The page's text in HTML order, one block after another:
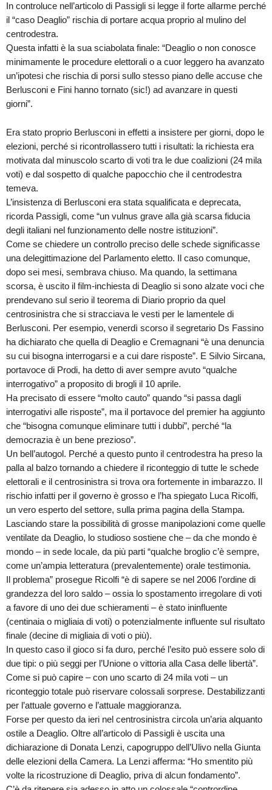
In controluce nell’articolo di Passigli si legge il forte allarme perché
il “caso Deaglio” rischia di portare acqua proprio al mulino del
centrodestra.
Questa infatti è la sua sciabolata finale: “Deaglio o non conosce
minimamente le procedure elettorali o a cuor leggero ha avanzato
un’ipotesi che rischia di porsi sullo stesso piano delle accuse che
Berlusconi e Fini hanno tornato (sic!) ad avanzare in questi
giorni”.
Era stato proprio Berlusconi in effetti a insistere per giorni, dopo le
elezioni, perché si ricontrollassero tutti i risultati: la richiesta era
motivata dal minuscolo scarto di voti tra le due coalizioni (24 mila
voti) e dal sospetto di qualche papocchio che il centrodestra
temeva.
L’insistenza di Berlusconi era stata squalificata e deprecata,
ricorda Passigli, come “un vulnus grave alla già scarsa fiducia
degli italiani nel funzionamento delle nostre istituzioni”.
Come se chiedere un controllo preciso delle schede significasse
una delegittimazione del Parlamento eletto. Il caso comunque,
dopo sei mesi, sembrava chiuso. Ma quando, la settimana
scorsa, è uscito il film-inchiesta di Deaglio si sono alzate voci che
prendevano sul serio il teorema di Diario proprio da quel
centrosinistra che si stracciava le vesti per le lamentele di
Berlusconi. Per esempio, venerdì scorso il segretario Ds Fassino
ha dichiarato che quella di Deaglio e Cremagnani “è una denuncia
su cui bisogna interrogarsi e a cui dare risposte”. E Silvio Sircana,
portavoce di Prodi, ha detto di aver sempre avuto “qualche
interrogativo” a proposito di brogli il 10 aprile.
Ha precisato di essere “molto cauto” quando “si passa dagli
interrogativi alle risposte”, ma il portavoce del premier ha aggiunto
che “bisogna comunque eliminare tutti i dubbi”, perché “la
democrazia è un bene prezioso”.
Un bell’autogol. Perché a questo punto il centrodestra ha preso la
palla al balzo tornando a chiedere il riconteggio di tutte le schede
elettorali e il centrosinistra si trova ora fortemente in imbarazzo. Il
rischio infatti per il governo è grosso e l’ha spiegato Luca Ricolfi,
un vero esperto del settore, sulla prima pagina della Stampa.
Lasciando stare la possibilità di grosse manipolazioni come quelle
ventilate da Deaglio, lo studioso sostiene che – da che mondo è
mondo – in sede locale, da più parti “qualche broglio c’è sempre,
come un’ampia letteratura (prevalentemente) orale testimonia.
Il problema” prosegue Ricolfi “è di sapere se nel 2006 l’ordine di
grandezza del loro saldo – ossia lo spostamento irregolare di voti
a favore di uno dei due schieramenti – è stato ininfluente
(centinaia o migliaia di voti) o potenzialmente influente sul risultato
finale (decine di migliaia di voti o più).
In questo caso il gioco si fa duro, perché l’esito può essere solo di
due tipi: o più seggi per l’Unione o vittoria alla Casa delle libertà”.
Come si può capire – con uno scarto di 24 mila voti – un
riconteggio totale può riservare colossali sorprese. Destabilizzanti
per l’attuale governo e l’attuale maggioranza.
Forse per questo da ieri nel centrosinistra circola un’aria alquanto
ostile a Deaglio. Oltre all’articolo di Passigli è uscita una
dichiarazione di Donata Lenzi, capogruppo dell’Ulivo nella Giunta
delle elezioni della Camera. La Lenzi afferma: “Ho smentito più
volte la ricostruzione di Deaglio, priva di alcun fondamento”.